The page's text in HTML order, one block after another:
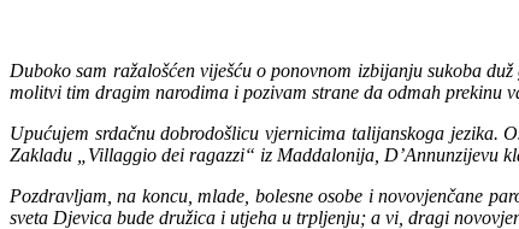
Duboko sam ražalošćen viješću o ponovnom izbijanju sukoba
molitvi tim dragim narodima i pozivam strane da odmah prekinu
Upućujem srdačnu dobrodošlicu vjernicima talijanskoga jezika.
Zakladu „Villaggio dei ragazzi“ iz Maddalonija, D’Annunzijevu
Pozdravljam, na koncu, mlade, bolesne osobe i novovjenčane
sveta Djevica bude družica i utjeha u trpljenju; a vi, dragi